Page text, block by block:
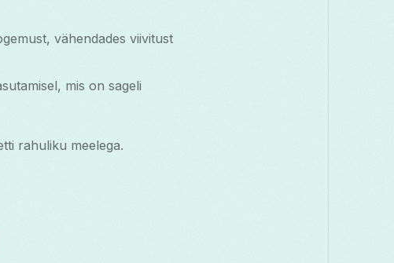
vähendades viivitust
mis on sageli
rahuliku meelega.